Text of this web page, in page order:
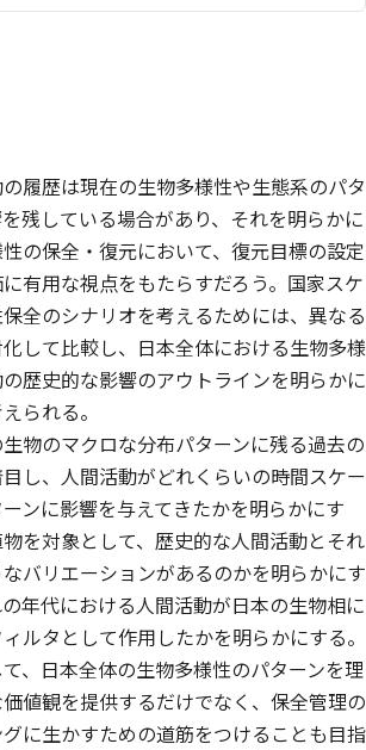
履歴は現在の生物多様性や生態系のパタ
残している場合があり、それを明らかに
の保全・復元において、復元目標の設定
有用な視点をもたらすだろう。国家スケ
全のシナリオを考えるためには、異なる
して比較し、日本全体における生物多様
歴史的な影響のアウトラインを明らかに
られる。
物のマクロな分布パターンに残る過去の
し、人間活動がどれくらいの時間スケー
ンに影響を与えてきたかを明らかにす
を対象として、歴史的な人間活動とそれ
バリエーションがあるのかを明らかにす
年代における人間活動が日本の生物相に
ルタとして作用したかを明らかにする。
、日本全体の生物多様性のパターンを理
値観を提供するだけでなく、保全管理の
に生かすための道筋をつけることも目指